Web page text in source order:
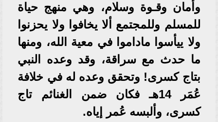
وأمان وقـوة وسلام، وهي منهج حياة
للمسلم وللمجتمع ألا يخافوا ولا يحزنوا
ولا ييأسوا ماداموا في معية الله، ومنها
ما حدث مع سراقة، وقد وعده النبي
بتاج كسرى! وتحقق وعده له في خلافة
عُمَر 14هـ فكان ضمن الغنائم تاج
كسرى، وألبسه عُمر إياه.